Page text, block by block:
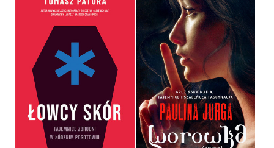
ŁOWCY SKÓR. TAJEMNICE
ZBRODNI W ŁÓDZKIM
POGOTOWIU
OPRAWA MIĘKKA
54,99 ZŁ
WOROWKA
PAULINA JURGA
OPRAWA MIĘKKA
49,99 ZŁ